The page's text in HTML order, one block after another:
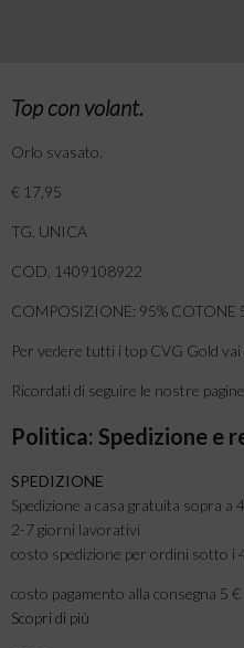
Top con volant.
Orlo svasato.
€ 17,95
TG. UNICA
COD. 1409108922
COMPOSIZIONE: 95% COTONE
Per vedere tutti i top CVG Gold vai
Ricordati di seguire le nostre
Politica: Spedizione e
SPEDIZIONE
Spedizione a casa gratuita sopra a
2-7 giorni lavorativi
costo spedizione per ordini sotto i
costo pagamento alla consegna 5 €
Scopri di più